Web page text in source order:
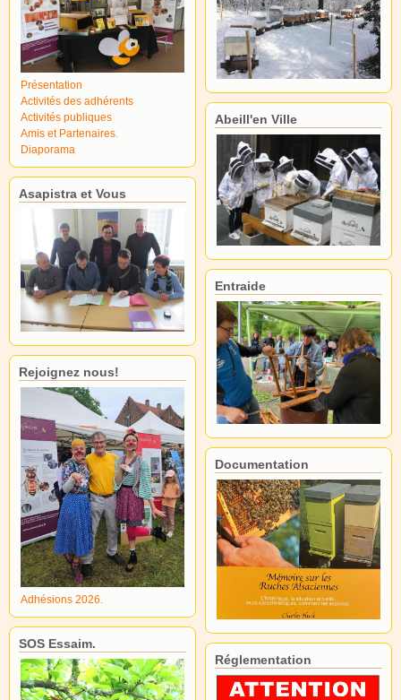
Présentation
Activités des adhérents
Activités publiques
Amis et Partenaires.
Diaporama
Asapistra et Vous
Rejoignez nous!
Adhésions 2026.
SOS Essaim.
Abeill'en Ville
Entraide
Documentation
Réglementation